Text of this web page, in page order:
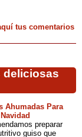
tus comentarios
deliciosas
Ahumadas Para
Navidad
preparar
guiso que